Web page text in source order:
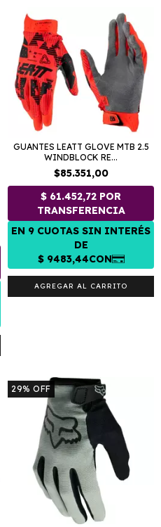
GUANTES LEATT GLOVE MTB 2.5
WINDBLOCK RE...
$85.351,00
AGREGAR AL CARRITO
29% OFF